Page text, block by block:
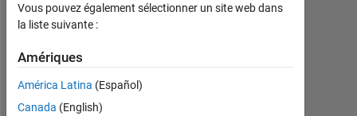
Actif
depuis
0
Vous pouvez également sélectionner un site web dans
la liste suivante :
Amériques
América Latina (Español)
Canada (English)